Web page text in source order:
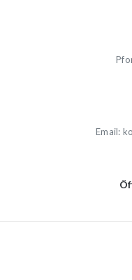
Email: